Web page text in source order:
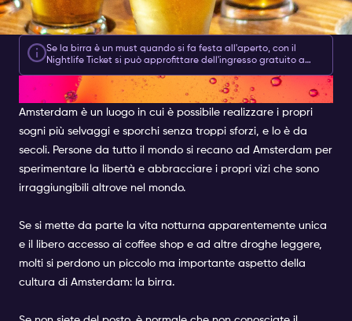
Se la birra è un must quando si fa festa all'aperto, con il
Nightlife Ticket si può approfittare dell'ingresso gratuito a
seguito, nonché di altri sconti eccezionali come il 2 per 1 su
tutte le birre. Anche se la birra non è la priorità assoluta,
potete entrare gratuitamente in oltre 30 club e locali e vivere
il meglio della cultura della vita notturna di Amsterdam a soli
10 euro per due giorni!
Il lUOGO DELLA BIRRA
Amsterdam è un luogo in cui è possibile realizzare i propri
sogni più selvaggi e sporchi senza troppi sforzi, e lo è da
secoli. Persone da tutto il mondo si recano ad Amsterdam per
sperimentare la libertà e abbracciare i propri vizi che sono
irraggiungibili altrove nel mondo.
Se si mette da parte la vita notturna apparentemente unica
e il libero accesso ai coffee shop e ad altre droghe leggere,
molti si perdono un piccolo ma importante aspetto della
cultura di Amsterdam: la birra.